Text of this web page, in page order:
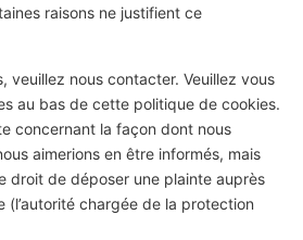
raisons ne justifient ce
veuillez nous contacter. Veuillez vous
au bas de cette politique de cookies.
concernant la façon dont nous
aimerions en être informés, mais
droit de déposer une plainte auprès
(l’autorité chargée de la protection